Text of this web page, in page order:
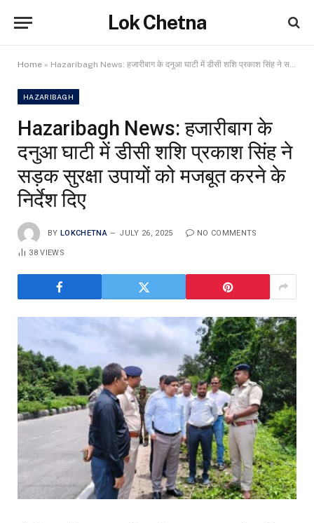
Lok Chetna
Home » Hazaribagh News: हजारीबाग के दनुआ घाटी में डीसी शशि प्रकाश सिंह ने सड़क सुरक्षा उपायों को मजबूत करने के निर्देश दिए
HAZARIBAGH
Hazaribagh News: हजारीबाग के
दनुआ घाटी में डीसी शशि प्रकाश सिंह ने
सड़क सुरक्षा उपायों को मजबूत करने के
निर्देश दिए
BY LOKCHETNA JULY 26, 2025 NO COMMENTS
38VIEWS